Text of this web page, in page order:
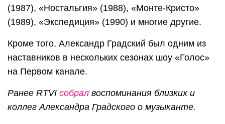
(1987), «Ностальгия» (1988), «Монте-Кристо»
(1989), «Экспедиция» (1990) и многие другие.
Кроме того, Александр Градский был одним из
наставников в нескольких сезонах шоу «Голос»
на Первом канале.
Ранее RTVI собрал воспоминания близких и
коллег Александра Градского о музыканте.